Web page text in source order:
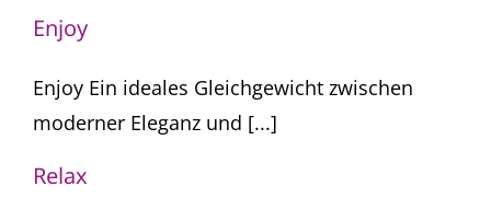
Enjoy
Enjoy Ein ideales Gleichgewicht zwischen
moderner Eleganz und [...]
Relax